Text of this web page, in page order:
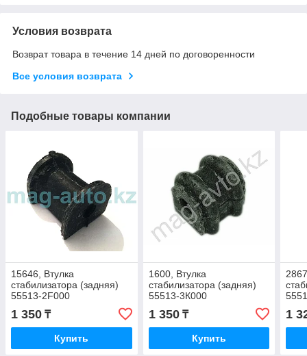
Условия возврата
Возврат товара в течение 14 дней по договоренности
Все условия возврата
Подобные товары компании
15646, Втулка
стабилизатора (задняя)
55513-2F000
1 350 ₸
Купить
1600, Втулка
стабилизатора (задняя)
55513-3К000
1 350₸
Купить
1